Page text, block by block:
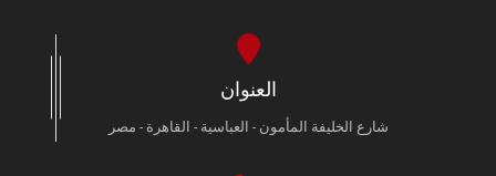
العنوان
شارع الخليفة المأمون - العباسية - القاهرة - مصر